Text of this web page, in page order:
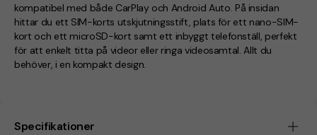
kompatibel med både CarPlay och Android Auto. På insidan
hittar du ett SIM-korts utskjutningsstift, plats för ett nano-SIM-
kort och ett microSD-kort samt ett inbyggt telefonställ, perfekt
för att enkelt titta på videor eller ringa videosamtal. Allt du
behöver, i en kompakt design.
Specifikationer